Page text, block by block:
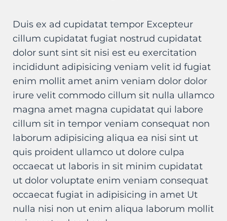
Duis ex ad cupidatat tempor Excepteur
cillum cupidatat fugiat nostrud cupidatat
dolor sunt sint sit nisi est eu exercitation
incididunt adipisicing veniam velit id fugiat
enim mollit amet anim veniam dolor dolor
irure velit commodo cillum sit nulla ullamco
magna amet magna cupidatat qui labore
cillum sit in tempor veniam consequat non
laborum adipisicing aliqua ea nisi sint ut
quis proident ullamco ut dolore culpa
occaecat ut laboris in sit minim cupidatat
ut dolor voluptate enim veniam consequat
occaecat fugiat in adipisicing in amet Ut
nulla nisi non ut enim aliqua laborum mollit